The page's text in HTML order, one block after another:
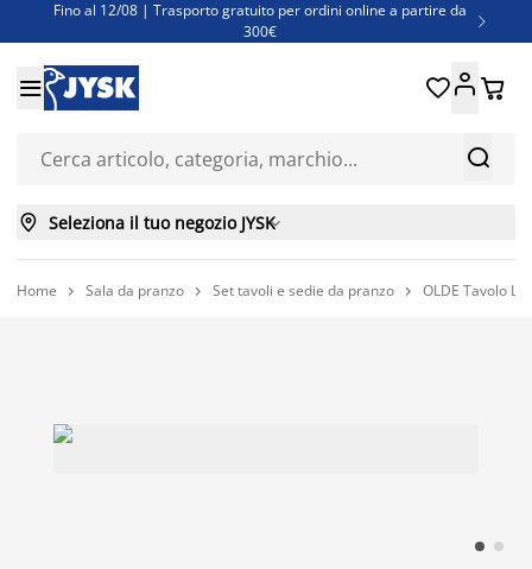
Fino al 12/08 | Trasporto gratuito per ordini online a partire da
300€

Super offerte d'estate | Oltre 1.500 articoli fino al 70%
Finanziamenti - Scegli il piano di rimborso più adatto a te


 
 Seleziona il tuo negozio JYSK
Home  Sala da pranzo  Set tavoli e sedie da pranzo  OLDE Tavolo